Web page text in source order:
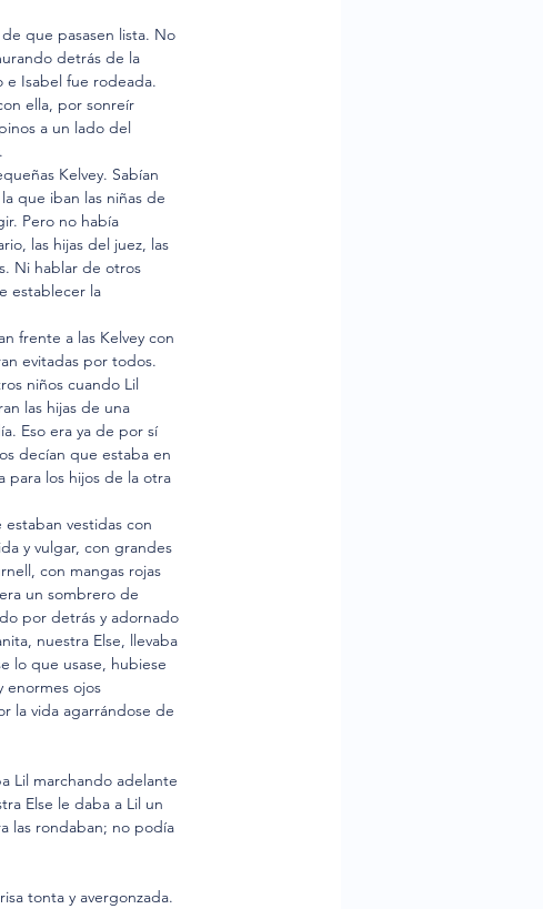
que pasasen lista. No
detrás de la
e Isabel fue rodeada.
ella, por sonreír
a un lado del
Kelvey. Sabían
que iban las niñas de
Pero no había
las hijas del juez, las
Ni hablar de otros
establecer la
frente a las Kelvey con
evitadas por todos.
niños cuando Lil
las hijas de una
Eso era ya de por sí
decían que estaba en
para los hijos de la otra
vestidas con
y vulgar, con grandes
con mangas rojas
un sombrero de
por detrás y adornado
nuestra Else, llevaba
lo que usase, hubiese
enormes ojos
la vida agarrándose de
Lil marchando adelante
Else le daba a Lil un
las rondaban; no podía
tonta y avergonzada.